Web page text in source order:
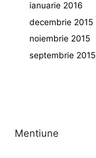
ianuarie 2016
decembrie 2015
noiembrie 2015
septembrie 2015
Mentiune